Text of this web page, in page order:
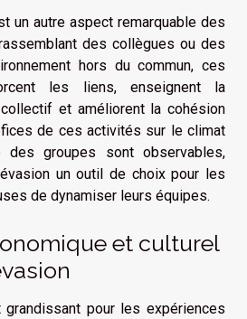
un autre aspect remarquable des
des collègues ou des
hors du commun, ces
les liens, enseignent la
et améliorent la cohésion
de ces activités sur le climat
des groupes sont observables,
un outil de choix pour les
de dynamiser leurs équipes.
et culturel
grandissant pour les expériences